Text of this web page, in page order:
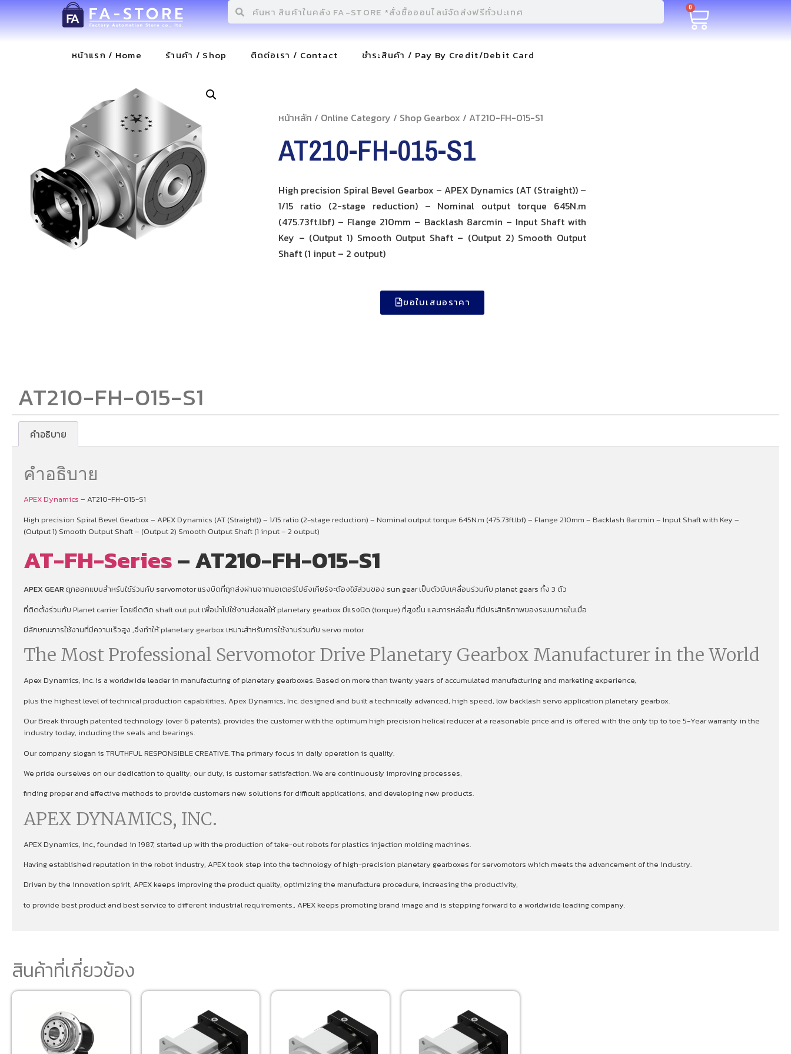
0
หน้าแรก / Home ร้านค้า / Shop ติดต่อเรา / Contact ชำระสินค้า / Pay By Credit/Debit Card
หน้าหลัก / Online Category / Shop Gearbox / AT210-FH-015-S1
AT210-FH-015-S1
High precision Spiral Bevel Gearbox – APEX Dynamics (AT (Straight)) –
1/15 ratio (2-stage reduction) – Nominal output torque 645N.m
(475.73ft.lbf) – Flange 210mm – Backlash 8arcmin – Input Shaft with
Key – (Output 1) Smooth Output Shaft – (Output 2) Smooth Output
Shaft (1 input – 2 output)
ขอใบเสนอราคา
AT210-FH-015-S1
คำอธิบาย
คำอธิบาย
APEX Dynamics – AT210-FH-015-S1
High precision Spiral Bevel Gearbox – APEX Dynamics (AT (Straight)) – 1/15 ratio (2-stage reduction) – Nominal output torque 645N.m (475.73ft.lbf) – Flange 210mm – Backlash 8arcmin – Input Shaft with Key –
(Output 1) Smooth Output Shaft – (Output 2) Smooth Output Shaft (1 input – 2 output)
AT-FH-Series– AT210-FH-015-S1
APEX GEAR ถูกออกแบบสำหรับใช้ร่วมกับ servomotor แรงบิดที่ถูกส่งผ่านจากมอเตอร์ไปยังเกียร์จะต้องใช้ส่วนของ sun gear เป็นตัวขับเคลื่อนร่วมกับ planet gears ทั้ง 3 ตัว
ที่ติดตั้งร่วมกับ Planet carrier โดยยึดติด shaft out put เพื่อนําไปใช้งานส่งผลให้ planetary gearbox มีแรงบิด (torque) ที่สูงขึ้น และการหล่อลื่น ที่มีประสิทธิภาพของระบบภายในเมื่อ
มีลักษณะการใช้งานที่มีความเร็วสูง ,จึงทําให้ planetary gearbox เหมาะสำหรับการใช้งานร่วมกับ servo motor
The Most Professional Servomotor Drive Planetary Gearbox Manufacturer in the World
Apex Dynamics, Inc. is a worldwide leader in manufacturing of planetary gearboxes. Based on more than twenty years of accumulated manufacturing and marketing experience,
plus the highest level of technical production capabilities, Apex Dynamics, Inc. designed and built a technically advanced, high speed, low backlash servo application planetary gearbox.
Our Break through patented technology (over 6 patents), provides the customer with the optimum high precision helical reducer at a reasonable price and is offered with the only tip to toe 5-Year warranty in the
industry today, including the seals and bearings.
Our company slogan is TRUTHFUL RESPONSIBLE CREATIVE. The primary focus in daily operation is quality.
We pride ourselves on our dedication to quality; our duty, is customer satisfaction. We are continuously improving processes,
finding proper and effective methods to provide customers new solutions for difficult applications, and developing new products.
APEX DYNAMICS, INC.
APEX Dynamics, Inc., founded in 1987, started up with the production of take-out robots for plastics injection molding machines.
Having established reputation in the robot industry, APEX took step into the technology of high-precision planetary gearboxes for servomotors which meets the advancement of the industry.
Driven by the innovation spirit, APEX keeps improving the product quality, optimizing the manufacture procedure, increasing the productivity,
to provide best product and best service to different industrial requirements., APEX keeps promoting brand image and is stepping forward to a worldwide leading company.
สินค้าที่เกี่ยวข้อง